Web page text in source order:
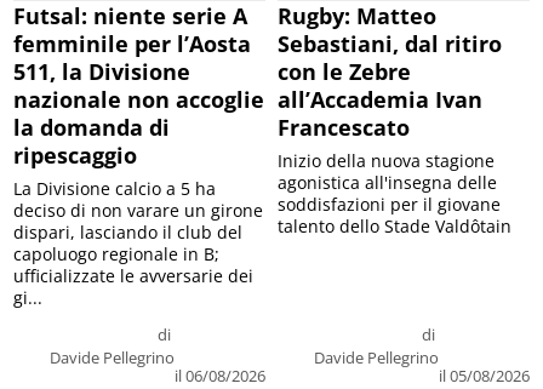
Futsal: niente serie A
femminile per l’Aosta
511, la Divisione
nazionale non accoglie
la domanda di
ripescaggio
di
Davide Pellegrino
il 06/08/2026
La Divisione calcio a 5 ha
deciso di non varare un girone
dispari, lasciando il club del
capoluogo regionale in B;
ufficializzate le avversarie dei
gi...
Rugby: Matteo
Sebastiani, dal ritiro
con le Zebre
all’Accademia Ivan
Francescato
di
Davide Pellegrino
il 05/08/2026
Inizio della nuova stagione
agonistica all'insegna delle
soddisfazioni per il giovane
talento dello Stade Valdôtain